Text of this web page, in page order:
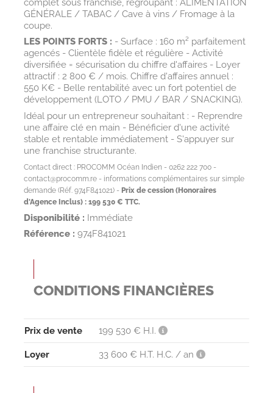
complet sous franchise, regroupant : ALIMENTATION
GÉNÉRALE / TABAC / Cave à vins / Fromage à la
coupe.
LES POINTS FORTS : - Surface : 160 m² parfaitement
agencés - Clientèle fidèle et régulière - Activité
diversifiée = sécurisation du chiffre d'affaires - Loyer
attractif : 2 800 € / mois. Chiffre d'affaires annuel :
550 K€ - Belle rentabilité avec un fort potentiel de
développement (LOTO / PMU / BAR / SNACKING).
Idéal pour un entrepreneur souhaitant : - Reprendre
une affaire clé en main - Bénéficier d'une activité
stable et rentable immédiatement - S'appuyer sur
une franchise structurante.
Contact direct : PROCOMM Océan Indien - 0262 222 700 -
contact@procomm.re - informations complémentaires sur simple
demande (Réf. 974F841021) - Prix de cession (Honoraires
d'Agence Inclus) : 199 530 € TTC.
Disponibilité : Immédiate
Référence : 974F841021
CONDITIONS FINANCIÈRES
Prix de vente 199 530 € H.I.
Loyer 33 600 € H.T. H.C. / an